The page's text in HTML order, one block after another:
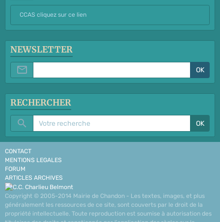
CCAS cliquez sur ce lien
NEWSLETTER
OK
RECHERCHER
OK
CONTACT
MENTIONS LEGALES
FORUM
ARTICLES ARCHIVES
Copyright © 2005-2014 Mairie de Chandon - Les textes, images, et plus
généralement les ressources de ce site, sont couverts par le droit de la
propriété intellectuelle. Toute reproduction est soumise à autorisation des